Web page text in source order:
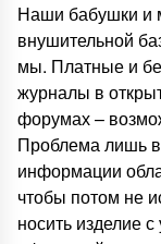
Наши бабушки и
внушительной
мы. Платные и
журналы в
форумах –
Проблема лишь в
информации
чтобы потом не
носить изделие